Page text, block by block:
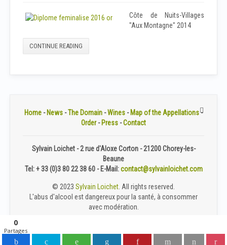
Côte de Nuits-Villages
"Aux Montagne" 2014
CONTINUE READING
Home - News -The Domain -Wines - Map of the Appellations-
Order- Press -Contact
Sylvain Loichet - 2 rue d'Aloxe Corton - 21200 Chorey-les-
Beaune
Tel: + 33 (0)3 80 22 38 60 - E-Mail:
© 2023 Sylvain Loichet. All rights reserved.
L'abus d'alcool est dangereux pour la santé, à consommer
avec modération.
0
Partages